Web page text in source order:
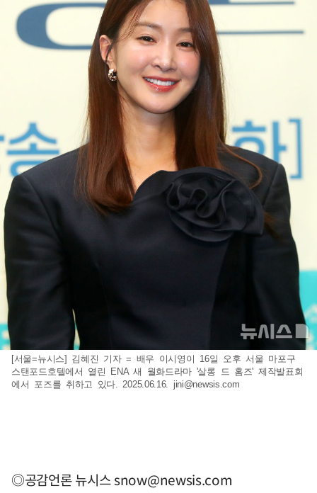
[서울=뉴시스] 김혜진 기자 = 배우 이시영이 16일 오후 서울 마포구
스탠포드호텔에서 열린 ENA 새 월화드라마 '살롱 드 홈즈' 제작발표회
에서 포즈를 취하고 있다. 2025.06.16. jini@newsis.com
◎공감언론 뉴시스snow@newsis.com